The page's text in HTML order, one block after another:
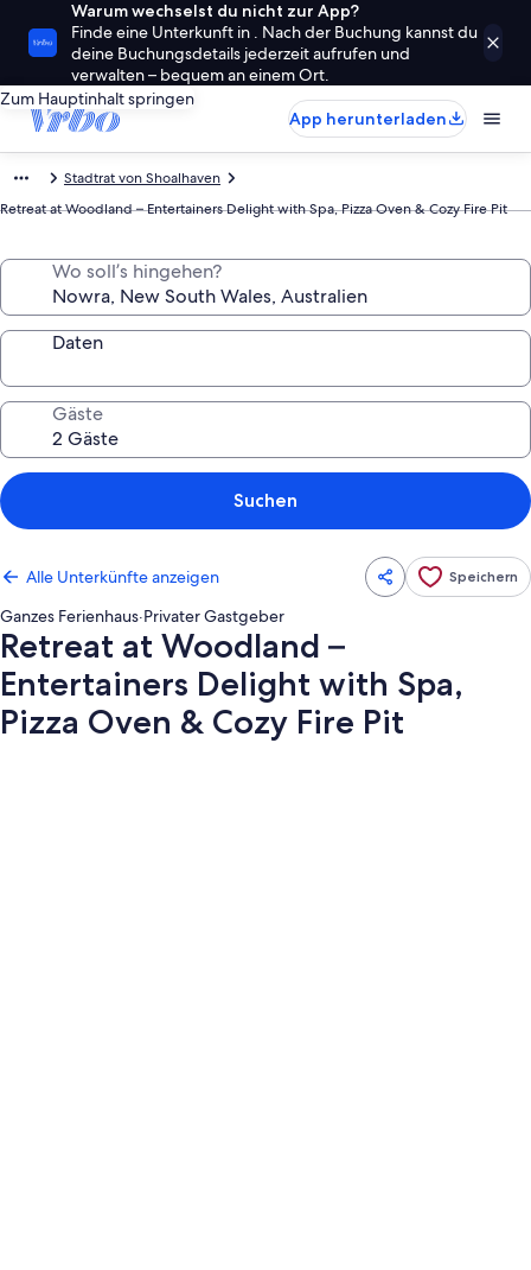
Warum wechselst du nicht zur App?
Finde eine Unterkunft in . Nach der Buchung kannst du
deine Buchungsdetails jederzeit aufrufen und
verwalten – bequem an einem Ort.
Zum Hauptinhalt springen
App herunterladen
Stadtrat von Shoalhaven
Retreat at Woodland – Entertainers Delight with Spa, Pizza Oven & Cozy Fire Pit
Wo soll’s hingehen?
Daten
Gäste
Suchen
Alle Unterkünfte anzeigen Speichern
Ganzes Ferienhaus·Privater Gastgeber
Retreat at Woodland –
Entertainers Delight with Spa,
Pizza Oven & Cozy Fire Pit